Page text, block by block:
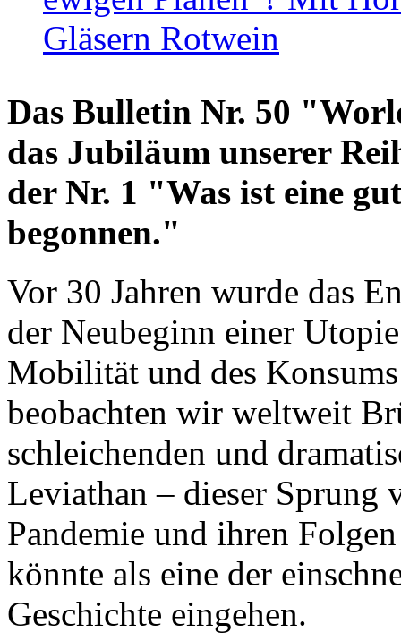
Gläsern Rotwein
Das Bulletin Nr. 50
das Jubiläum unserer
der Nr. 1 "Was ist eine
begonnen."
Vor 30 Jahren wurde das
der Neubeginn einer
Mobilität und des
beobachten wir weltweit
schleichenden und
Leviathan – dieser Sprung
Pandemie und ihren
könnte als eine der
Geschichte eingehen.